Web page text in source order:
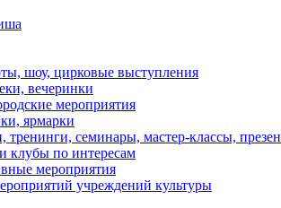
шоу, цирковые выступления
вечеринки
мероприятия
ярмарки
тренинги, семинары, мастер-классы,
клубы по интересам
мероприятия
учреждений культуры